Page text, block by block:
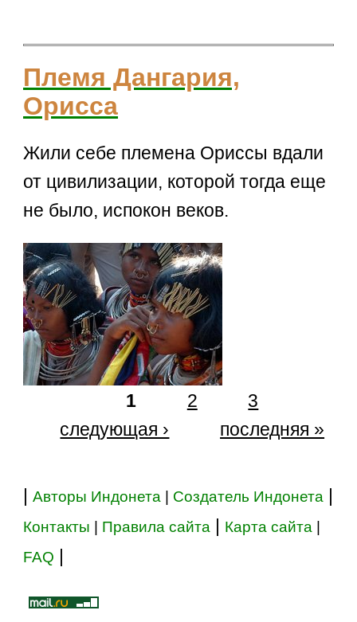
Племя Дангария,
Орисса
Жили себе племена Ориссы вдали
от цивилизации, которой тогда еще
не было, испокон веков.
1 2
3
следующая ›
последняя »
|Авторы Индонета | Создатель Индонета |
Контакты | Правила сайта | Карта сайта |
FAQ |